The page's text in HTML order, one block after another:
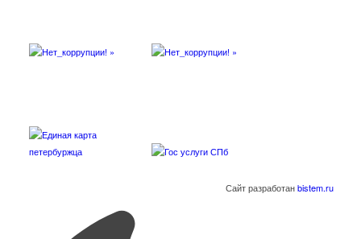
Сайт разработанbistem.ru